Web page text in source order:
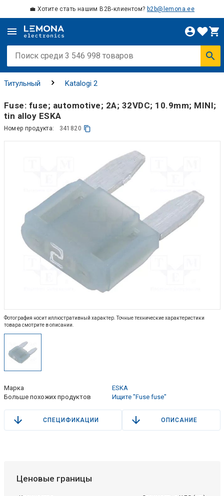
💼 Хотите стать нашим B2B-клиентом? b2b@lemona.ee
Титульный Katalogi 2
Fuse: fuse; automotive; 2A; 32VDC; 10.9mm; MINI;
tin alloy ESKA
Номер продукта: 341820
Фотография носит иллюстративный характер. Точные технические характеристики
товара смотрите в описании.
Марка
ESKA
Больше похожих продуктов
Ищите "Fuse fuse"
СПЕЦИФИКАЦИИ ОПИСАНИЕ
Ценовые границы